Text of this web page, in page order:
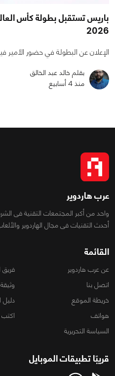
باريس تستقبل بطولة كأس
2026
الإعلان عن البطولة في حضور
بقلم خالد عبد الخالق
منذ 4 أسابيع
عرب هاردوير
واحد من أكبر المجتمعات التقنية فى
أحدث التقنيات فى مجال الهاردوير
القائمة
عن عرب هاردوير
فريق
اتصل بنا
خريطة الموقع
دليل
هواتف
اكتب
السياسة التحريرية
قريبًا تطبيقات الموبايل